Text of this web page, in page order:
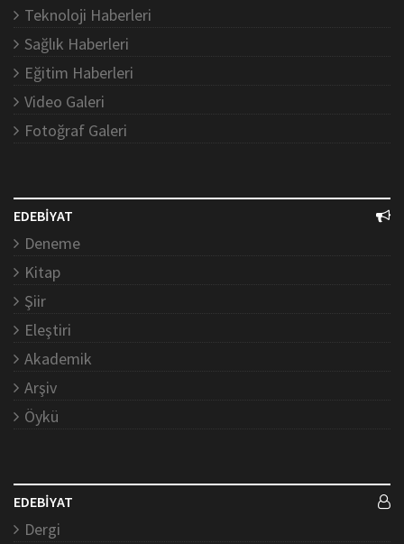
Teknoloji Haberleri
Sağlık Haberleri
Eğitim Haberleri
Video Galeri
Fotoğraf Galeri
EDEBİYAT
Deneme
Kitap
Şiir
Eleştiri
Akademik
Arşiv
Öykü
EDEBİYAT
Dergi